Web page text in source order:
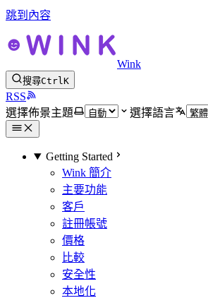
跳到內容
Wink
搜尋CtrlK
RSS
選擇佈景主題
選擇語言
Getting Started
Wink 簡介
主要功能
客戶
註冊帳號
價格
比較
安全性
本地化